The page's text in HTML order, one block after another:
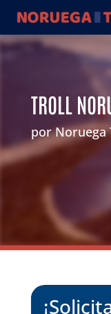
TROLL
porNoruega